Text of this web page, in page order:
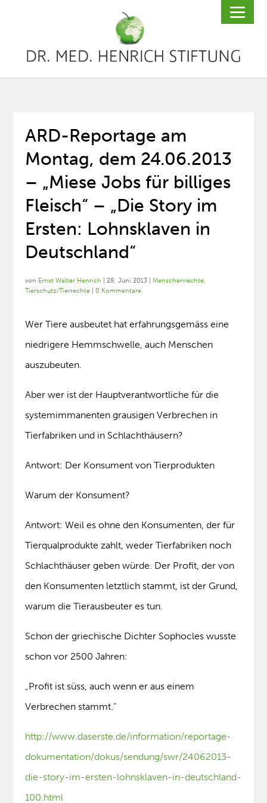
ARD-Reportage am
Montag, dem 24.06.2013
– „Miese Jobs für billiges
Fleisch“ – „Die Story im
Ersten: Lohnsklaven in
Deutschland“
von Ernst Walter Henrich |28. Juni 2013 Menschenrechte,
Tierschutz/Tierrechte |0 Kommentare
Wer Tiere ausbeutet hat erfahrungsgemäss eine
niedrigere Hemmschwelle, auch Menschen
auszubeuten.
Aber wer ist der Hauptverantwortliche für die
systemimmanenten grausigen Verbrechen in
Tierfabriken und in Schlachthäusern?
Antwort: Der Konsument von Tierprodukten
Warum der Konsument?
Antwort: Weil es ohne den Konsumenten, der für
Tierqualprodukte zahlt, weder Tierfabriken noch
Schlachthäuser geben würde. Der Profit, der von
den Konsumenten letztlich stammt, ist der Grund,
warum die Tierausbeuter es tun.
Schon der griechische Dichter Sophocles wusste
schon vor 2500 Jahren:
„Profit ist süss, auch wenn er aus einem
Verbrechen stammt.“
http://www.daserste.de/information/reportage-
dokumentation/dokus/sendung/swr/24062013-
die-story-im-ersten-lohnsklaven-in-deutschland-
100.html